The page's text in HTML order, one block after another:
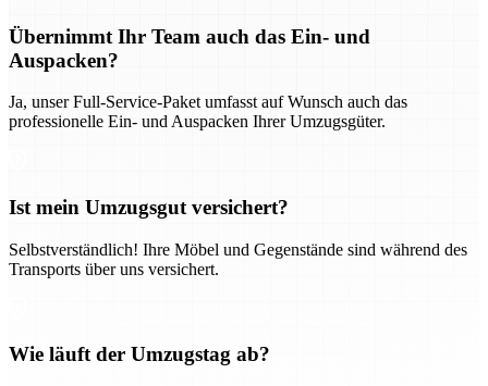
Übernimmt Ihr Team auch das Ein- und
Auspacken?
Ja, unser Full-Service-Paket umfasst auf Wunsch auch das
professionelle Ein- und Auspacken Ihrer Umzugsgüter.
Ist mein Umzugsgut versichert?
Selbstverständlich! Ihre Möbel und Gegenstände sind während des
Transports über uns versichert.
Wie läuft der Umzugstag ab?